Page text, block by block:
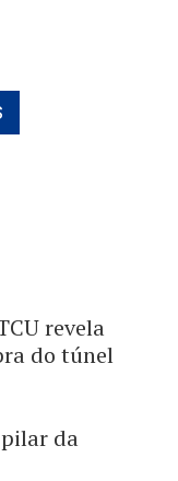
revela
do túnel
da